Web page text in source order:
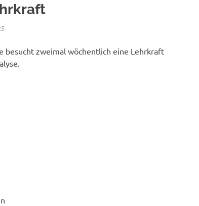
NICOLE.BETH
ALLGEMEIN
besucht zweimal wöchentlich eine Lehrkraft